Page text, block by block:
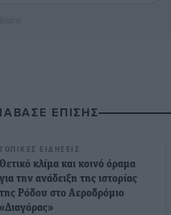
ΕΠΙΣΗΣ
ΤΟΠΙΚΈΣ ΕΙΔΉΣΕΙΣ
Θετικό κλίμα και κοινό όραμα
για την ανάδειξη της ιστορίας
της Ρόδου στο Αεροδρόμιο
«Διαγόρας»